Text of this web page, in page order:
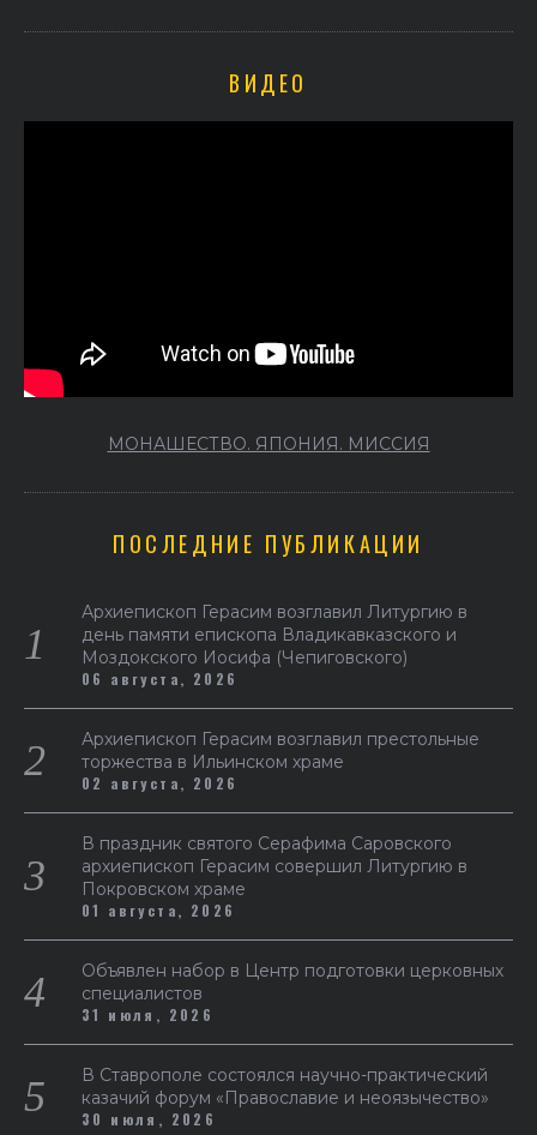
ВИДЕО
МОНАШЕСТВО. ЯПОНИЯ. МИССИЯ
ПОСЛЕДНИЕ ПУБЛИКАЦИИ
Архиепископ Герасим возглавил Литургию в
день памяти епископа Владикавказского и
Моздокского Иосифа (Чепиговского)
06 августа, 2026
Архиепископ Герасим возглавил престольные
торжества в Ильинском храме
02 августа, 2026
В праздник святого Серафима Саровского
архиепископ Герасим совершил Литургию в
Покровском храме
01 августа, 2026
Объявлен набор в Центр подготовки церковных
специалистов
31 июля, 2026
В Ставрополе состоялся научно-практический
казачий форум «Православие и неоязычество»
30 июля, 2026